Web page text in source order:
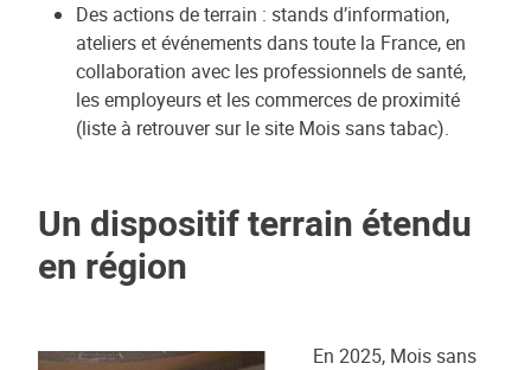
Des actions de terrain : stands d’information,
ateliers et événements dans toute la France, en
collaboration avec les professionnels de santé,
les employeurs et les commerces de proximité
(liste à retrouver sur le site Mois sans tabac).
Un dispositif terrain étendu
en région
En 2025, Mois sans